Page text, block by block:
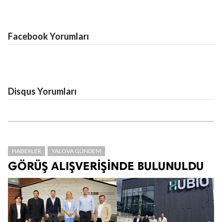
Facebook Yorumları
Disqus Yorumları
HABERLER YALOVA GÜNDEM
GÖRÜŞ ALIŞVERİŞİNDE BULUNULDU